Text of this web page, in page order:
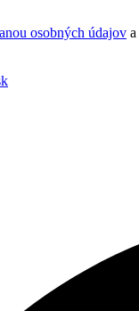
osobných údajov a